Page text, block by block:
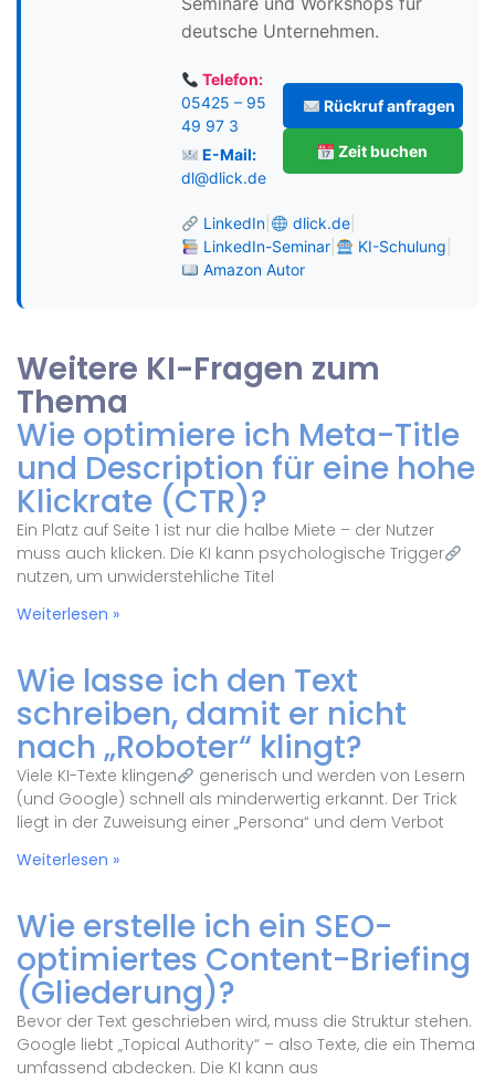
deutsche Unternehmen.
Telefon:
05425 – 95
49 97 3
E-Mail:
dl@dlick.de
Rückruf anfragen
Zeit buchen
LinkedIn| dlick.de|
LinkedIn-Seminar| KI-Schulung
Amazon Autor
Weitere KI-Fragen zum
Thema
Wie optimiere ich Meta-Title
und Description für eine hohe
Klickrate (CTR)?
Ein Platz auf Seite 1 ist nur die halbe Miete – der Nutzer
muss auch klicken. Die KI kann psychologische Trigger
nutzen, um unwiderstehliche Titel
Weiterlesen »
Wie lasse ich den Text
schreiben, damit er nicht
nach „Roboter“ klingt?
Viele KI-Texte klingen
generisch und werden von Lesern
(und Google) schnell als minderwertig erkannt. Der Trick
liegt in der Zuweisung einer „Persona“ und dem Verbot
Weiterlesen »
Wie erstelle ich ein SEO-
optimiertes Content-Briefing
(Gliederung)?
Bevor der Text geschrieben wird, muss die Struktur stehen.
Google liebt „Topical Authority“ – also Texte, die ein Thema
umfassend abdecken. Die KI kann aus